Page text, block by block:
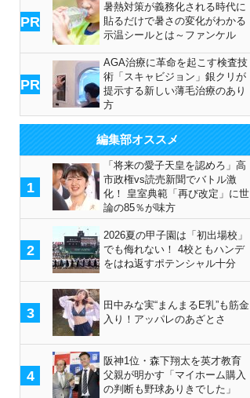
PR
暑熱対策が義務化される時代に
貼るだけで暑さの変化がわかる
示温シールとは～ファンケル
PR
AGA治療に革命を起こす検査技
術「スキャビジョン」銀クリが
提示する新しい薄毛治療のあり
方
編集部オススメ
1
「将来の愛子天皇を認めろ」高
市政権vs読売新聞でバトル激
化！ 皇室典範「再び改定」に世
論の85％が味方
2
2026夏の甲子園は「初出場校」
でも侮れない！ 4校ともハンデ
をはね返すポテンシャル十分
3
田中みな実“まんまるE乳”も筋金
入り！アッパレのあざとさ
4
阪神1位・森下翔太を英才教育
父親が明かす「マイホーム購入
の判断も野球ありきでした」